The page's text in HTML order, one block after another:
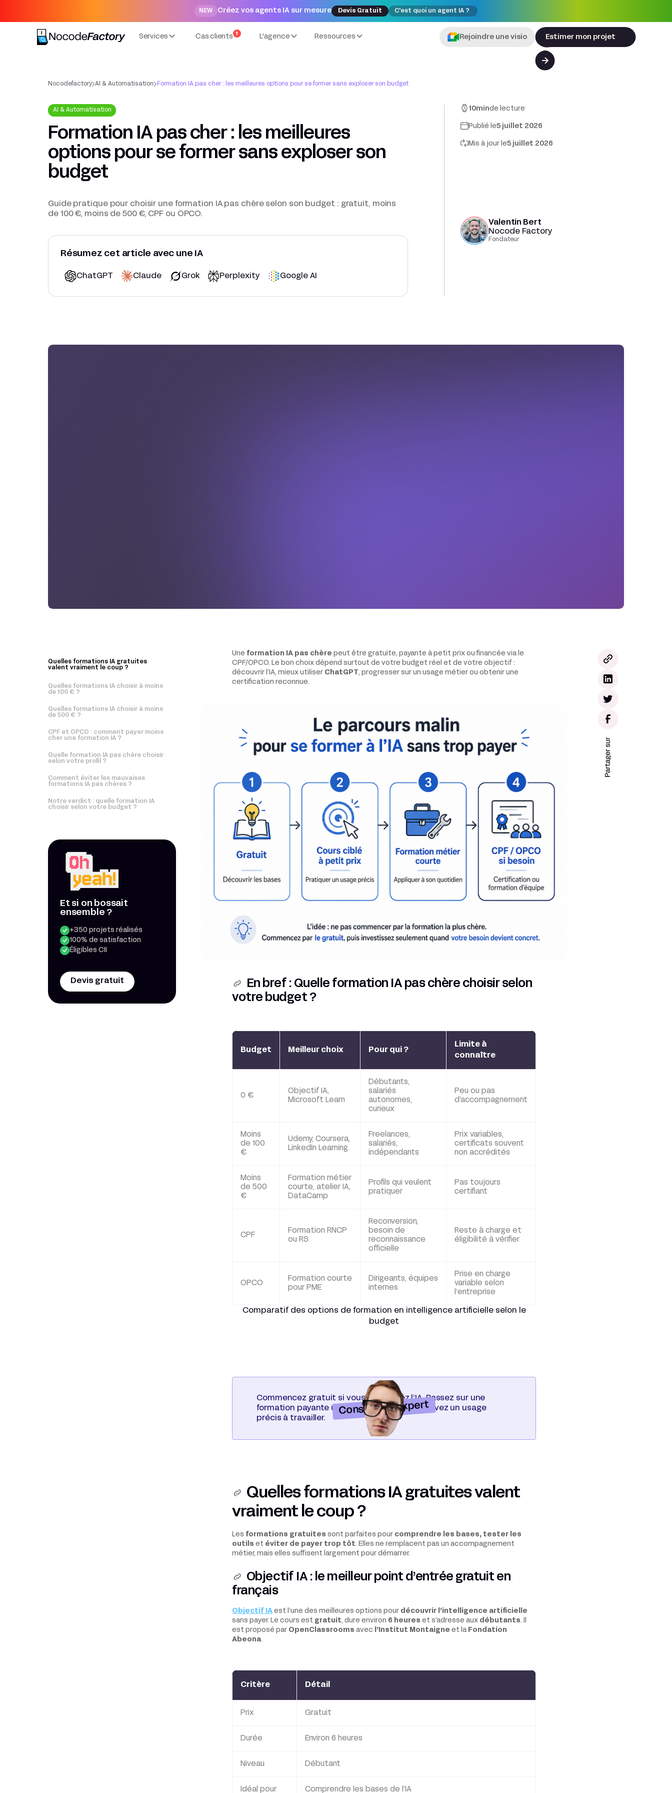
NEW Créez vos agents IA sur mesure Devis Gratuit C'est quoi un agent IA ?
Services Cas clients
1
L'agence Ressources Rejoindre une visio Estimer mon projet
Nocodefactory AI & Automatisation Formation IA pas cher : les meilleures options pour se former sans exploser son budget
AI & Automatisation
Formation IA pas cher : les meilleures
options pour se former sans exploser son
budget
Guide pratique pour choisir une formation IA pas chère selon son budget : gratuit, moins
de 100 €, moins de 500 €, CPF ou OPCO.
Résumez cet article avec une IA
ChatGPT Claude Grok Perplexity Google AI
10minde lecture
Publié le5 juillet 2026
Mis à jour le5 juillet 2026
Valentin Bert
Nocode Factory
Fondateur
Quelles formations IA gratuites
valent vraiment le coup ?
Quelles formations IA choisir à moins
de 100 € ?
Quelles formations IA choisir à moins
de 500 € ?
CPF et OPCO : comment payer moins
cher une formation IA ?
Quelle formation IA pas chère choisir
selon votre profil ?
Comment éviter les mauvaises
formations IA pas chères ?
Notre verdict : quelle formation IA
choisir selon votre budget ?
Et si on bossait
ensemble ?
+350 projets réalisés
100% de satisfaction
Éligibles CII
Devis gratuit
Une formation IA pas chère peut être gratuite, payante à petit prix ou financée via le
CPF/OPCO. Le bon choix dépend surtout de votre budget réel et de votre objectif :
découvrir l’IA, mieux utiliser ChatGPT, progresser sur un usage métier ou obtenir une
certification reconnue.
En bref : Quelle formation IA pas chère choisir selon
votre budget ?
Comparatif des options de formation en intelligence artificielle selon le
budget
Budget Meilleur choix Pour qui ?
Limite à
connaître
0 €
Objectif IA,
Microsoft Learn
Débutants,
salariés
autonomes,
curieux
Peu ou pas
d’accompagnement
Moins
de 100
€
Udemy, Coursera,
LinkedIn Learning
Freelances,
salariés,
indépendants
Prix variables,
certificats souvent
non accrédités
Moins
de 500
€
Formation métier
courte, atelier IA,
DataCamp
Profils qui veulent
pratiquer
Pas toujours
certifiant
CPF
Formation RNCP
ou RS
Reconversion,
besoin de
reconnaissance
officielle
Reste à charge et
éligibilité à vérifier
OPCO
Formation courte
pour PME
Dirigeants, équipes
internes
Prise en charge
variable selon
l’entreprise
Commencez gratuit si vous découvrez l’IA. Passez sur une
formation payante uniquement quand vous avez un usage
précis à travailler.
Conseil de l'expert
Quelles formations IA gratuites valent
vraiment le coup ?
Les formations gratuites sont parfaites pour comprendre les bases, tester les
outils et éviter de payer trop tôt. Elles ne remplacent pas un accompagnement
métier, mais elles suffisent largement pour démarrer.
Objectif IA : le meilleur point d’entrée gratuit en
français
Objectif IA est l’une des meilleures options pour découvrir l’intelligence artificielle
sans payer. Le cours est gratuit, dure environ 6 heures et s’adresse aux débutants. Il
est proposé par OpenClassrooms avec l’Institut Montaigne et la Fondation
Abeona.
Critère Détail
Prix Gratuit
Durée Environ 6 heures
Niveau Débutant
Idéal pour Comprendre les bases de l’IA